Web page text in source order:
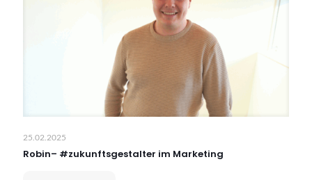
25.02.2025
Robin– #zukunftsgestalter im Marketing